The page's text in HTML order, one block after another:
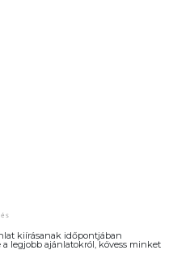
kiírásanak időpontjában
a legjobb ajánlatokról, kövess minket